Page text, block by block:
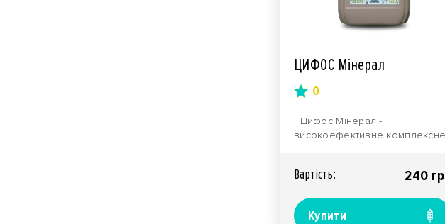
ЦИФОС Мінерал
0
Цифос Мінерал -
високоефективне комплексне
Вартiсть: 240
Купити